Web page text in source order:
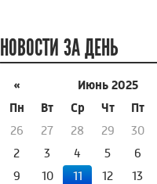
НОВОСТИ ЗА ДЕНЬ
« Июнь 2025
Пн
Вт Ср Чт Пт
26
27 28 29 30
2
3 4 5 6
9
10 11 12 13